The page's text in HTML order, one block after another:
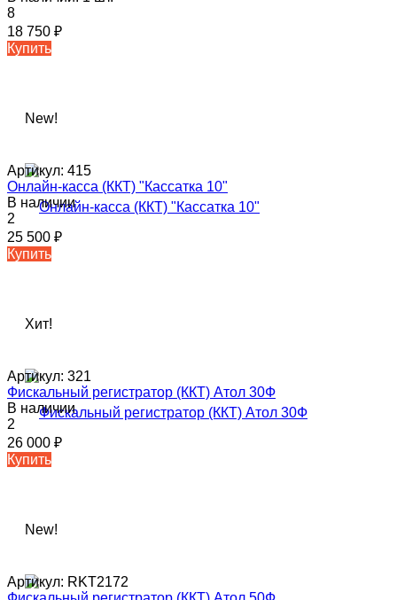
8
18 750 ₽
Купить
New!
Артикул: 415
Онлайн-касса (ККТ) "Кассатка 10"
В наличии
2
25 500 ₽
Купить
Хит!
Артикул: 321
Фискальный регистратор (ККТ) Атол 30Ф
В наличии
2
26 000 ₽
Купить
New!
Артикул: RKT2172